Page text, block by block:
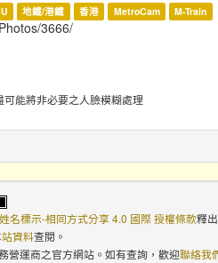
地鐵/港鐵 香港 MetroCam M-Train
3666/
能將非必要之人臉模糊處理
名標示-相同方式分享 4.0 國際 授權條款釋出
資料查閱。
營運商之官方網站。如有查詢，歡迎聯絡我